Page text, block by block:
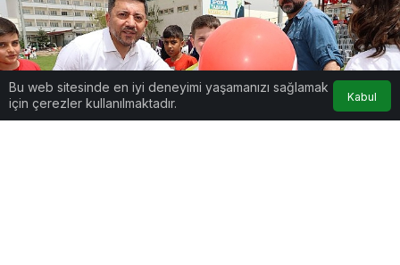
Bu web sitesinde en iyi deneyimi yaşamanızı sağlamak
için çerezler kullanılmaktadır.
Kabul